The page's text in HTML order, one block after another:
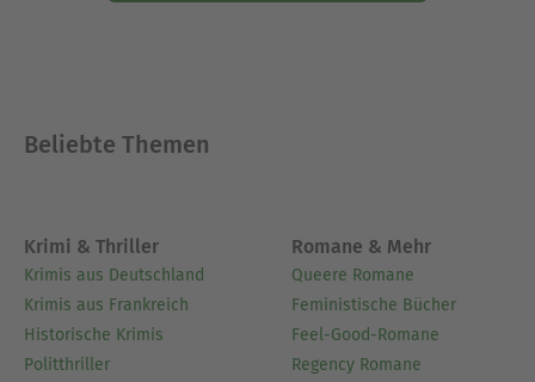
Beliebte Themen
Krimi & Thriller
Krimis aus Deutschland
Krimis aus Frankreich
Historische Krimis
Politthriller
Romane & Mehr
Queere Romane
Feministische Bücher
Feel-Good-Romane
Regency Romane